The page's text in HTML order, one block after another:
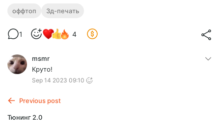
оффтоп 3д-печать
1 4
msmr
Круто!
Sep 14 2023 09:10
Previous post
Тюнинг 2.0